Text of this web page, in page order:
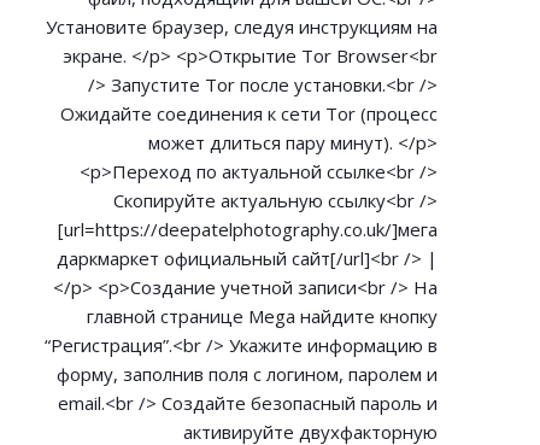
Установите браузер, следуя инструкциям на
экране. </p> <p>Открытие Tor Browser<br
/> Запустите Tor после установки.<br />
Ожидайте соединения к сети Tor (процесс
может длиться пару минут). </p>
<p>Переход по актуальной ссылке<br />
Скопируйте актуальную ссылку<br />
[url=https://deepatelphotography.co.uk/]мега
даркмаркет официальный сайт[/url]<br /> |
</p> <p>Создание учетной записи<br /> На
главной странице Mega найдите кнопку
“Регистрация”.<br /> Укажите информацию в
форму, заполнив поля с логином, паролем и
email.<br /> Создайте безопасный пароль и
активируйте двухфакторную